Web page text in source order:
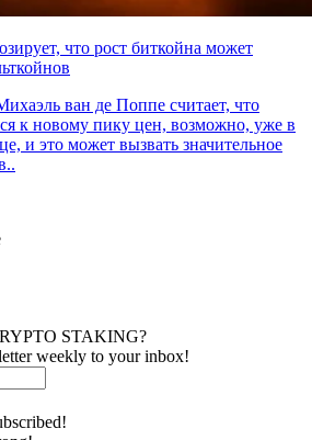
что рост биткойна может
ван де Поппе считает, что
к новому пику цен, возможно, уже в
и это может вызвать значительное
STAKING?
weekly to your inbox!